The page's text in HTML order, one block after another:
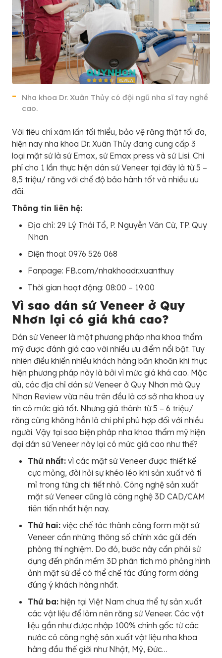
Nha khoa Dr. Xuân Thủy có đội ngũ nha sĩ tay nghề
cao.
Với tiêu chí xâm lấn tối thiểu, bảo vệ răng thật tối đa,
hiện nay nha khoa Dr. Xuân Thủy đang cung cấp 3
loại mặt sứ là sứ Emax, sứ Emax press và sứ Lisi. Chi
phí cho 1 lần thực hiện dán sứ Veneer tại đây là từ 5 –
8,5 triệu/ răng với chế độ bảo hành tốt và nhiều ưu
đãi.
Thông tin liên hệ:
Địa chỉ: 29 Lý Thái Tổ, P. Nguyễn Văn Cừ, TP. Quy
Nhơn
Điện thoại: 0976 526 068
Fanpage: FB.com/nhakhoadr.xuanthuy
Thời gian hoạt động: 08:00 – 19:00
Vì sao dán sứ Veneer ở Quy
Nhơn lại có giá khá cao?
Dán sứ Veneer là một phương pháp nha khoa thẩm
mỹ được đánh giá cao với nhiều ưu điểm nổi bật. Tuy
nhiên điều khiến nhiều khách hàng băn khoăn khi thực
hiện phương pháp này là bởi vì mức giá khá cao. Mặc
dù, các địa chỉ dán sứ Veneer ở Quy Nhơn mà Quy
Nhơn Review vừa nêu trên đều là cơ sở nha khoa uy
tín có mức giá tốt. Nhưng giá thành từ 5 – 6 triệu/
răng cũng không hẳn là chi phí phù hợp đối với nhiều
người. Vậy tại sao biện pháp nha khoa thẩm mỹ hiện
đại dán sứ Veneer này lại có mức giá cao như thế?
Thứ nhất: vì các mặt sứ Veneer được thiết kế
cực mỏng, đòi hỏi sự khéo léo khi sản xuất và tỉ
mỉ trong từng chi tiết nhỏ. Công nghệ sản xuất
mặt sứ Veneer cũng là công nghệ 3D CAD/CAM
tiên tiến nhất hiện nay.
Thứ hai: việc chế tác thành công form mặt sứ
Veneer cần những thông số chính xác gửi đến
phòng thí nghiệm. Do đó, bước này cần phải sử
dụng đến phần mềm 3D phân tích mô phỏng hình
ảnh mặt sứ để có thể chế tác đúng form dáng
đúng ý khách hàng nhất.
Thứ ba: hiện tại Việt Nam chưa thể tự sản xuất
các vật liệu để làm nên răng sứ Veneer. Các vật
liệu gần như được nhập 100% chính gốc từ các
nước có công nghệ sản xuất vật liệu nha khoa
hàng đầu thế giới như Nhật, Mỹ, Đức…